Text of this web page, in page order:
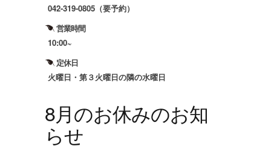
042-319-0805（要予約）
営業時間
10:00~
定休日
火曜日・第３火曜日の隣の水曜日
8月のお休みのお知
らせ